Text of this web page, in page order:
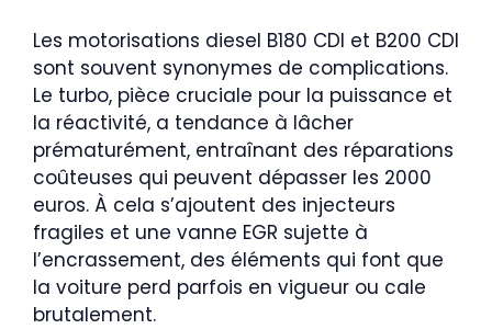
Les motorisations diesel B180 CDI et B200 CDI
sont souvent synonymes de complications.
Le turbo, pièce cruciale pour la puissance et
la réactivité, a tendance à lâcher
prématurément, entraînant des réparations
coûteuses qui peuvent dépasser les 2000
euros. À cela s’ajoutent des injecteurs
fragiles et une vanne EGR sujette à
l’encrassement, des éléments qui font que
la voiture perd parfois en vigueur ou cale
brutalement.